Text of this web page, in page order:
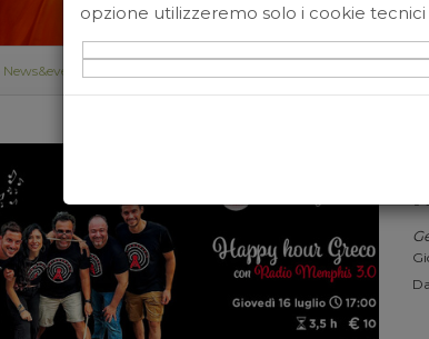
News&events
opzione utilizzeremo solo i cookie tecnici